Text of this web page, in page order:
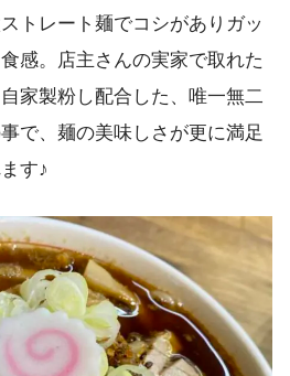
トレート麺でコシがありガッ
感。店主さんの実家で取れた
家製粉し配合した、唯一無二
で、麺の美味しさが更に満足
す♪